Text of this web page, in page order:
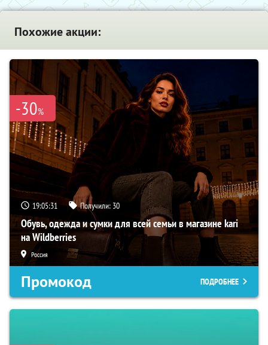
Похожие акции:
-30%
19:05:30 Получили: 30
Обувь, одежда и сумки для всей семьи в магазине kari
на Wildberries
Россия
Промокод ПОДРОБНЕЕ